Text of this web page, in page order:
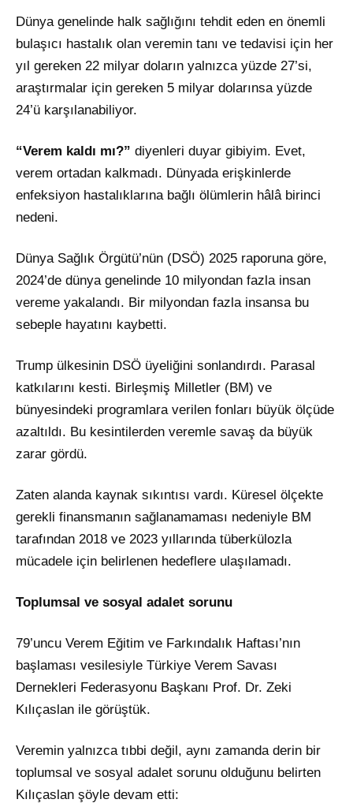
Dünya genelinde halk sağlığını tehdit eden en önemli
bulaşıcı hastalık olan veremin tanı ve tedavisi için her
yıl gereken 22 milyar doların yalnızca yüzde 27’si,
araştırmalar için gereken 5 milyar dolarınsa yüzde
24’ü karşılanabiliyor.
“Verem kaldı mı?” diyenleri duyar gibiyim. Evet,
verem ortadan kalkmadı. Dünyada erişkinlerde
enfeksiyon hastalıklarına bağlı ölümlerin hâlâ birinci
nedeni.
Dünya Sağlık Örgütü’nün (DSÖ) 2025 raporuna göre,
2024’de dünya genelinde 10 milyondan fazla insan
vereme yakalandı. Bir milyondan fazla insansa bu
sebeple hayatını kaybetti.
Trump ülkesinin DSÖ üyeliğini sonlandırdı. Parasal
katkılarını kesti. Birleşmiş Milletler (BM) ve
bünyesindeki programlara verilen fonları büyük ölçüde
azaltıldı. Bu kesintilerden veremle savaş da büyük
zarar gördü.
Zaten alanda kaynak sıkıntısı vardı. Küresel ölçekte
gerekli finansmanın sağlanamaması nedeniyle BM
tarafından 2018 ve 2023 yıllarında tüberkülozla
mücadele için belirlenen hedeflere ulaşılamadı.
Toplumsal ve sosyal adalet sorunu
79’uncu Verem Eğitim ve Farkındalık Haftası’nın
başlaması vesilesiyle Türkiye Verem Savası
Dernekleri Federasyonu Başkanı Prof. Dr. Zeki
Kılıçaslan ile görüştük.
Veremin yalnızca tıbbi değil, aynı zamanda derin bir
toplumsal ve sosyal adalet sorunu olduğunu belirten
Kılıçaslan şöyle devam etti: